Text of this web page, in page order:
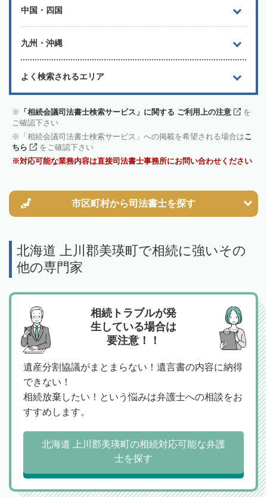
中国・四国
九州・沖縄
よく検索されるエリア
「相続会議司法書士検索サービス」に関する ご利用上の注意
を
ご確認下さい
「相続会議司法書士検索サービス」への掲載を希望される場合はこ
ちら
をご確認下さい
対応可能な業務内容は直接司法書士事務所にお問い合わせください
市区町村から司法書士を探す
北海道 上川郡美瑛町で相続に強いその
他の専門家
相続トラブルが発
生している場合は
要注意！！
遺産分割協議がまとまらない！遺言書の内容に納得
できない！
相続放棄したい！という悩みは弁護士への相談をお
すすめします。
北海道 上川郡美瑛町の相続対応可能な弁護
士を探す